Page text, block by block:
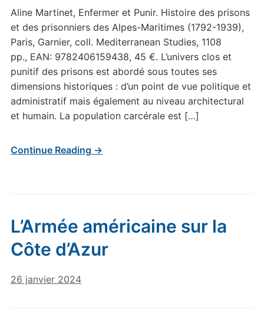
Aline Martinet, Enfermer et Punir. Histoire des prisons
et des prisonniers des Alpes-Maritimes (1792-1939),
Paris, Garnier, coll. Mediterranean Studies, 1108
pp., EAN: 9782406159438, 45 €. L’univers clos et
punitif des prisons est abordé sous toutes ses
dimensions historiques : d’un point de vue politique et
administratif mais également au niveau architectural
et humain. La population carcérale est […]
Continue Reading →
L’Armée américaine sur la
Côte d’Azur
26 janvier 2024